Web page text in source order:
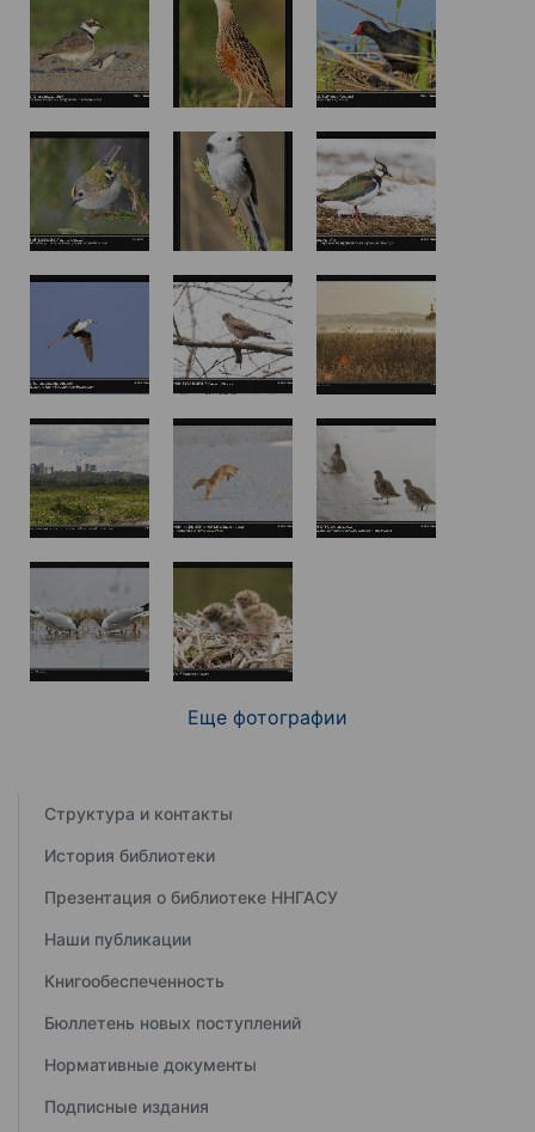
Еще фотографии
Структура и контакты
История библиотеки
Презентация о библиотеке ННГАСУ
Наши публикации
Книгообеспеченность
Бюллетень новых поступлений
Нормативные документы
Подписные издания